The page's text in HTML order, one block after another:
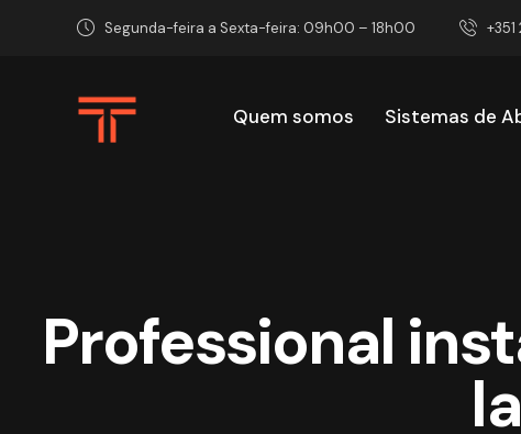
Segunda-feira a Sexta-feira: 09h00 – 18h00
Quem somos Sistemas de
Professional